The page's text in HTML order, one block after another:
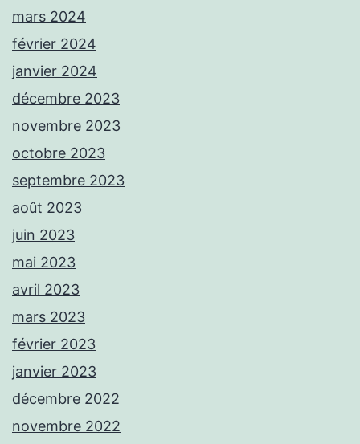
mars 2024
février 2024
janvier 2024
décembre 2023
novembre 2023
octobre 2023
septembre 2023
août 2023
juin 2023
mai 2023
avril 2023
mars 2023
février 2023
janvier 2023
décembre 2022
novembre 2022